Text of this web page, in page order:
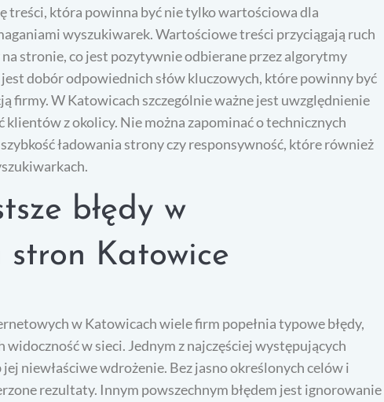
treści, która powinna być nie tylko wartościowa dla
wyszukiwarek. Wartościowe treści przyciągają ruch
stronie, co jest pozytywnie odbierane przez algorytmy
dobór odpowiednich słów kluczowych, które powinny być
firmy. W Katowicach szczególnie ważne jest uwzględnienie
z okolicy. Nie można zapominać o technicznych
ładowania strony czy responsywność, które również
błędy w
stron Katowice
w Katowicach wiele firm popełnia typowe błędy,
widoczność w sieci. Jednym z najczęściej występujących
niewłaściwe wdrożenie. Bez jasno określonych celów i
rezultaty. Innym powszechnym błędem jest ignorowanie